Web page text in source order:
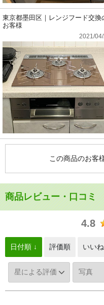
東京都墨田区｜レンジフード交換
お客様
2021/
この商品のお客
商品レビュー・口コミ
4.8
日付順 ↓ 評価順 いい